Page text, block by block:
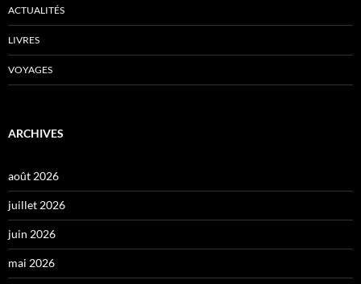
ACTUALITÉS
LIVRES
VOYAGES
ARCHIVES
août 2026
juillet 2026
juin 2026
mai 2026